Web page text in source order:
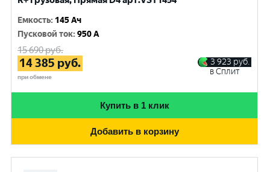
Емкость: 145 Ач
Пусковой ток:950 A
15 690руб.
14 385 руб.
при обмене
3 923 руб.
в Сплит
Купить в 1 клик
Добавить в корзину